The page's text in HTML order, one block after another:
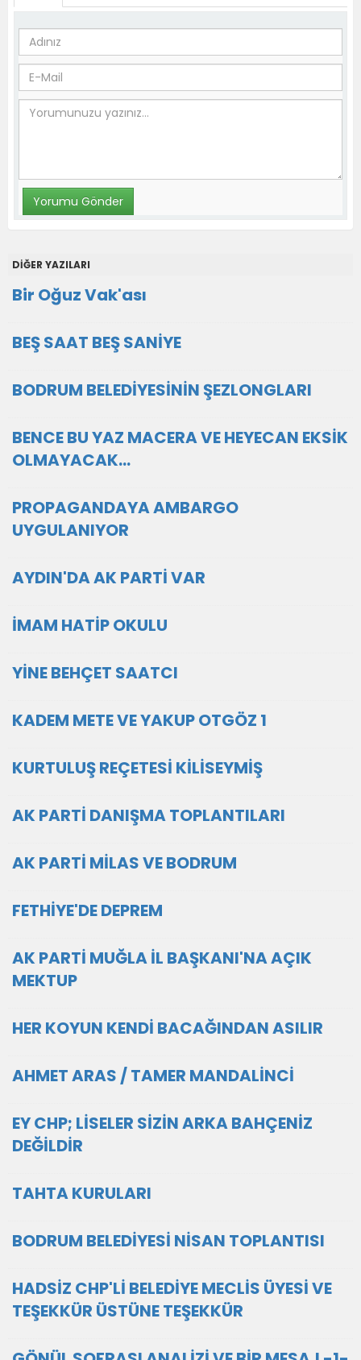
DİĞER YAZILARI
Bir Oğuz Vak'ası
BEŞ SAAT BEŞ SANİYE
BODRUM BELEDİYESİNİN ŞEZLONGLARI
BENCE BU YAZ MACERA VE HEYECAN EKSİK
OLMAYACAK...
PROPAGANDAYA AMBARGO
UYGULANIYOR
AYDIN'DA AK PARTİ VAR
İMAM HATİP OKULU
YİNE BEHÇET SAATCI
KADEM METE VE YAKUP OTGÖZ 1
KURTULUŞ REÇETESİ KİLİSEYMİŞ
AK PARTİ DANIŞMA TOPLANTILARI
AK PARTİ MİLAS VE BODRUM
FETHİYE'DE DEPREM
AK PARTİ MUĞLA İL BAŞKANI'NA AÇIK
MEKTUP
HER KOYUN KENDİ BACAĞINDAN ASILIR
AHMET ARAS / TAMER MANDALİNCİ
EY CHP; LİSELER SİZİN ARKA BAHÇENİZ
DEĞİLDİR
TAHTA KURULARI
BODRUM BELEDİYESİ NİSAN TOPLANTISI
HADSİZ CHP'Lİ BELEDİYE MECLİS ÜYESİ VE
TEŞEKKÜR ÜSTÜNE TEŞEKKÜR